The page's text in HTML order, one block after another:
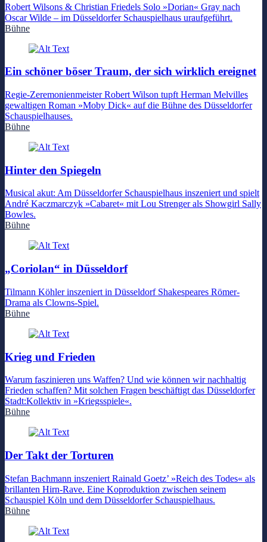
Robert Wilsons & Christian Friedels Solo »Dorian« Gray nach
Oscar Wilde – im Düsseldorfer Schauspielhaus uraufgeführt.
Bühne
Ein schöner böser Traum, der sich wirklich ereignet
Regie-Zeremonienmeister Robert Wilson tupft Herman Melvilles
gewaltigen Roman »Moby Dick« auf die Bühne des Düsseldorfer
Schauspielhauses.
Bühne
Hinter den Spiegeln
Musical akut: Am Düsseldorfer Schauspielhaus inszeniert und spielt
André Kaczmarczyk »Cabaret« mit Lou Strenger als Showgirl Sally
Bowles.
Bühne
„Coriolan“ in Düsseldorf
Tilmann Köhler inszeniert in Düsseldorf Shakespeares Römer-
Drama als Clowns-Spiel.
Bühne
Krieg und Frieden
Warum faszinieren uns Waffen? Und wie können wir nachhaltig
Frieden schaffen? Mit solchen Fragen beschäftigt das Düsseldorfer
Stadt:Kollektiv in »Kriegsspiele«.
Bühne
Der Takt der Torturen
Stefan Bachmann inszeniert Rainald Goetz’ »Reich des Todes« als
brillanten Hirn-Rave. Eine Koproduktion zwischen seinem
Schauspiel Köln und dem Düsseldorfer Schauspielhaus.
Bühne